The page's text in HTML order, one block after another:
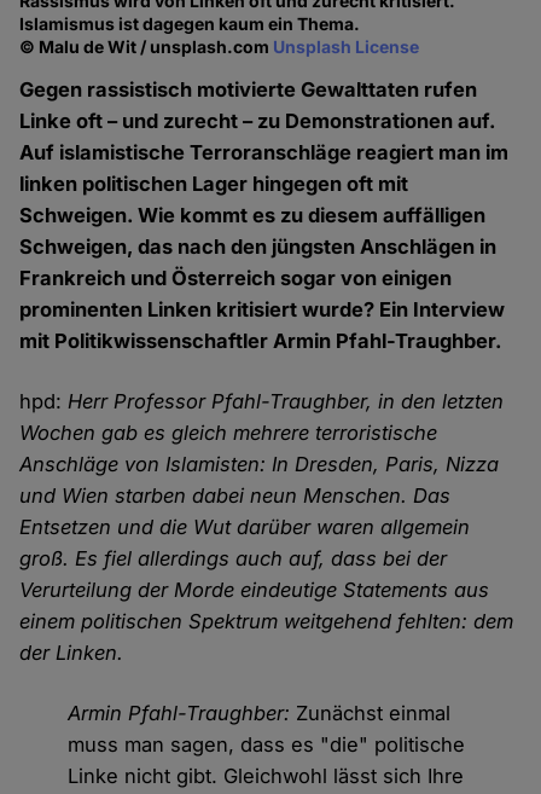
Islamismus ist dagegen kaum ein Thema.
© Malu de Wit / unsplash.com Unsplash License
Gegen rassistisch motivierte Gewalttaten rufen
Linke oft – und zurecht – zu Demonstrationen auf.
Auf islamistische Terroranschläge reagiert man im
linken politischen Lager hingegen oft mit
Schweigen. Wie kommt es zu diesem auffälligen
Schweigen, das nach den jüngsten Anschlägen in
Frankreich und Österreich sogar von einigen
prominenten Linken kritisiert wurde? Ein Interview
mit Politikwissenschaftler Armin Pfahl-Traughber.
hpd: Herr Professor Pfahl-Traughber, in den letzten
Wochen gab es gleich mehrere terroristische
Anschläge von Islamisten: In Dresden, Paris, Nizza
und Wien starben dabei neun Menschen. Das
Entsetzen und die Wut darüber waren allgemein
groß. Es fiel allerdings auch auf, dass bei der
Verurteilung der Morde eindeutige Statements aus
einem politischen Spektrum weitgehend fehlten: dem
der Linken.
Armin Pfahl-Traughber: Zunächst einmal
muss man sagen, dass es "die" politische
Linke nicht gibt. Gleichwohl lässt sich Ihre